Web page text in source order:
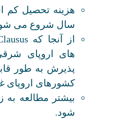
سال شروع می
های اروپای
پذیرش به طور
کشورهای اروپای
بیشتر مطالعه به
شود.